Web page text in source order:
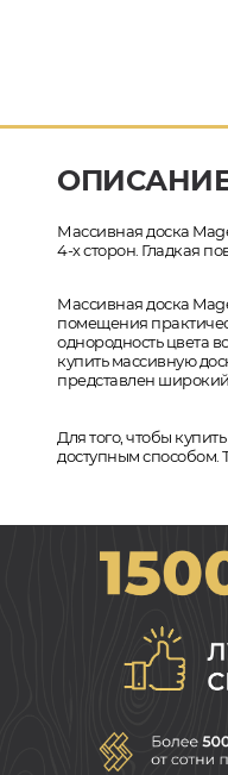
Массивная доска
4-х сторон. Гладкая
Массивная доска
помещения
однородность цвета
купить массивную
представлен
Для того, чтобы
доступным способом.